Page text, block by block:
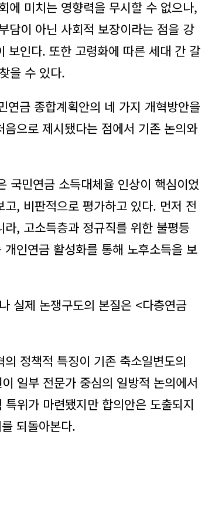
에 미치는 영향력을 무시할 수 없으나,
담이 아닌 사회적 보장이라는 점을 강
보인다. 또한 고령화에 따른 세대 간 갈
을 수 있다.
연금 종합계획안의 네 가지 개혁방안을
으로 제시됐다는 점에서 기존 논의와
국민연금 소득대체율 인상이 핵심이었
, 비판적으로 평가하고 있다. 먼저 전
, 고소득층과 정규직를 위한 불평등
인연금 활성화를 통해 노후소득을 보
실제 논쟁구도의 본질은 <다층연금
정책적 특징이 기존 축소일변도의
일부 전문가 중심의 일방적 논의에서
위가 마련됐지만 합의안은 도출되지
되돌아본다.